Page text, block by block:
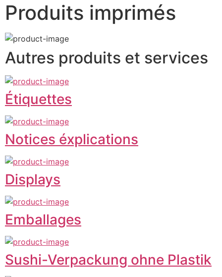
Produits imprimés
Autres produits et services
Étiquettes
Notices éxplications
Displays
Emballages
Sushi-Verpackung ohne Plastik